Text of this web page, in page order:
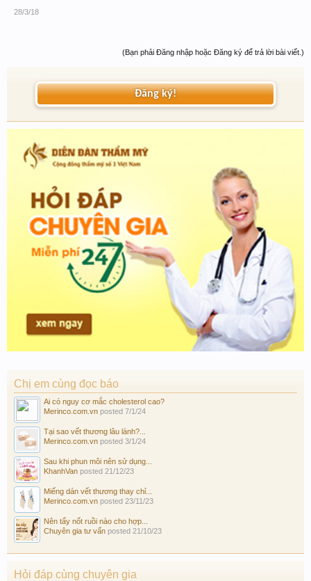
28/3/18
(Bạn phải Đăng nhập hoặc Đăng ký để trả lời bài viết.)
Đăng ký!
Chị em cùng đọc báo
Ai có nguy cơ mắc cholesterol cao?
Merinco.com.vn posted 7/1/24
Tại sao vết thương lâu lành?...
Merinco.com.vn posted 3/1/24
Sau khi phun môi nên sử dụng...
KhanhVan posted 21/12/23
Miếng dán vết thương thay chỉ...
Merinco.com.vn posted 23/11/23
Nên tẩy nốt ruồi nào cho hợp...
Chuyên gia tư vấn posted 21/10/23
Hỏi đáp cùng chuyên gia